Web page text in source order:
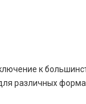
к
различных